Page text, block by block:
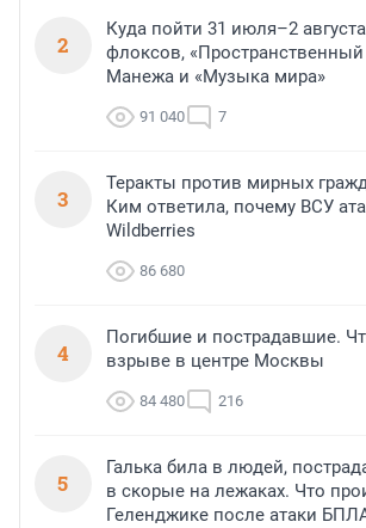
2
Куда пойти 31 июля–2
флоксов, «Пространственный
Манежа и «Музыка мира»
91 040 7
3
Теракты против мирных
Ким ответила, почему ВСУ
Wildberries
86 680
4
Погибшие и пострадавшие.
взрыве в центре Москвы
84 480 216
5
Галька била в людей,
в скорые на лежаках. Что
Геленджике после атаки